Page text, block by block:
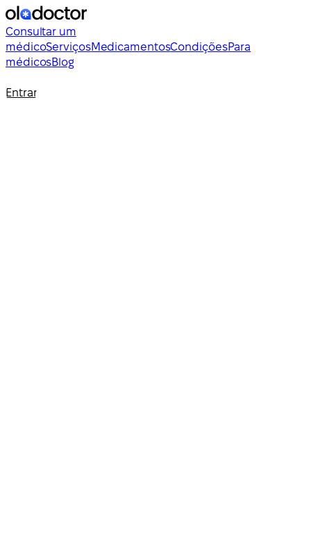
Consultar um
médicoServiçosMedicamentosCondiçõesPara
médicosBlog
Entrar